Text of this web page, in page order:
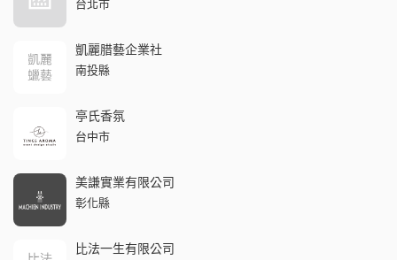
台北市
凱麗腊藝企業社
南投縣
亭氏香氛
台中市
美謙實業有限公司
彰化縣
比法一生有限公司